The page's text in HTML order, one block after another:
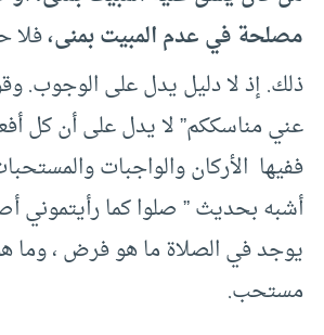
مصلحة في عدم المبيت بمنى،فلا
ذلك. إذ لا دليل يدل على الوجوب.
عني مناسككم” لا يدل على أن كل
ففيها الأركان والواجبات
أشبه بحديث ” صلوا كما رأيتموني
يوجد في الصلاة ما هو فرض ، وما
مستحب.